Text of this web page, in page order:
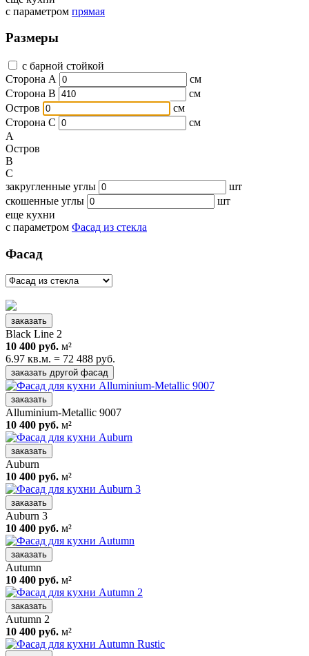
с параметром прямая
Размеры
с барной стойкой
Сторона А
см
Сторона B
см
Остров
см
Сторона C
см
A
Остров
B
C
закругленные углы
шт
скошенные углы
шт
еще кухни
с параметром Фасад из стекла
Фасад
заказать
Black Line 2
10 400 руб. м²
6.97 кв.м. = 72 488 руб.
заказать другой фасад
заказать
Alluminium-Metallic 9007
10 400 руб. м²
заказать
Auburn
10 400 руб. м²
заказать
Auburn 3
10 400 руб. м²
заказать
Autumn
10 400 руб. м²
заказать
Autumn 2
10 400 руб. м²